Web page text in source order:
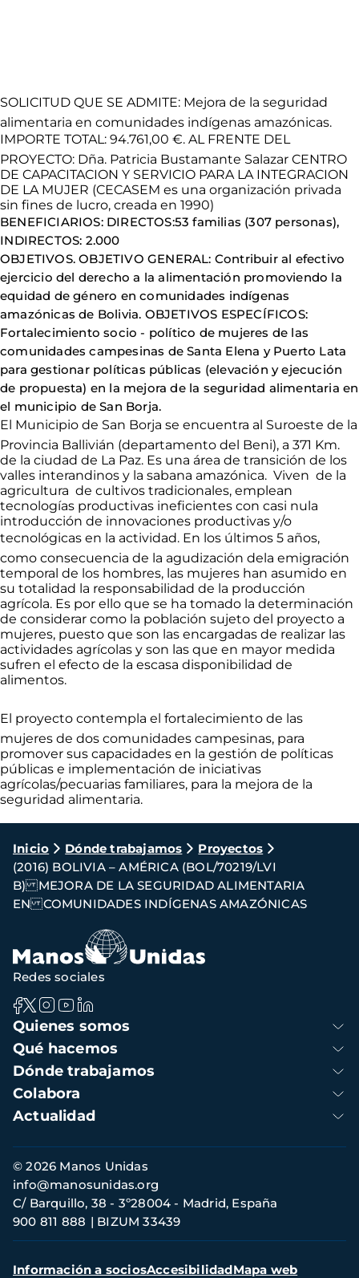
SOLICITUD QUE SE ADMITE: Mejora de la seguridad
alimentaria en comunidades indígenas amazónicas.
IMPORTE TOTAL: 94.761,00 €. AL FRENTE DEL
PROYECTO: Dña. Patricia Bustamante Salazar CENTRO
DE CAPACITACION Y SERVICIO PARA LA INTEGRACION
DE LA MUJER (CECASEM es una organización privada
sin fines de lucro, creada en 1990)
BENEFICIARIOS: DIRECTOS:53 familias (307 personas),
INDIRECTOS: 2.000
OBJETIVOS. OBJETIVO GENERAL: Contribuir al efectivo
ejercicio del derecho a la alimentación promoviendo la
equidad de género en comunidades indígenas
amazónicas de Bolivia. OBJETIVOS ESPECÍFICOS:
Fortalecimiento socio - político de mujeres de las
comunidades campesinas de Santa Elena y Puerto Lata
para gestionar políticas públicas (elevación y ejecución
de propuesta) en la mejora de la seguridad alimentaria en
el municipio de San Borja.
El Municipio de San Borja se encuentra al Suroeste de la
Provincia Ballivián (departamento del Beni), a 371 Km.
de la ciudad de La Paz. Es una área de transición de los
valles interandinos y la sabana amazónica. Viven de la
agricultura de cultivos tradicionales, emplean
tecnologías productivas ineficientes con casi nula
introducción de innovaciones productivas y/o
tecnológicas en la actividad. En los últimos 5 años,
como consecuencia de la agudización dela emigración
temporal de los hombres, las mujeres han asumido en
su totalidad la responsabilidad de la producción
agrícola. Es por ello que se ha tomado la determinación
de considerar como la población sujeto del proyecto a
mujeres, puesto que son las encargadas de realizar las
actividades agrícolas y son las que en mayor medida
sufren el efecto de la escasa disponibilidad de
alimentos.
El proyecto contempla el fortalecimiento de las
mujeres de dos comunidades campesinas, para
promover sus capacidades en la gestión de políticas
públicas e implementación de iniciativas
agrícolas/pecuarias familiares, para la mejora de la
seguridad alimentaria.
Ruta
de
navegación
Inicio Dónde trabajamos
Proyectos
(2016) BOLIVIA – AMÉRICA (BOL/70219/LVI
B) MEJORA DE LA SEGURIDAD ALIMENTARIA
EN COMUNIDADES INDÍGENAS AMAZÓNICAS
Navegación
principal
Quienes somos
Qué hacemos
Dónde trabajamos
Colabora
Actualidad
Redes sociales
Información
de
contacto
© 2026 Manos Unidas
C/ Barquillo, 38 - 3º28004 - Madrid, España
900 811 888
BIZUM 33439
info@manosunidas.org
Menú
Información a sociosAccesibilidadMapa web